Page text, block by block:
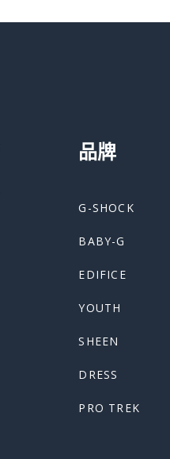
品牌
G-SHOCK
BABY-G
EDIFICE
YOUTH
SHEEN
DRESS
PRO TREK